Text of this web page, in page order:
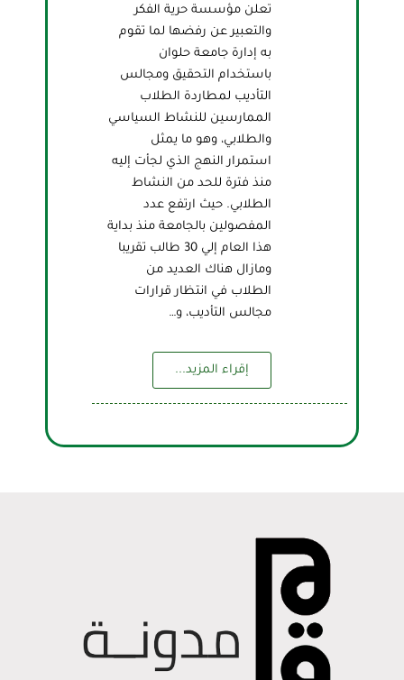
تعلن مؤسسة حرية الفكر
والتعبير عن رفضها لما تقوم
به إدارة جامعة حلوان
باستخدام التحقيق ومجالس
التأديب لمطاردة الطلاب
الممارسين للنشاط السياسي
والطلابي، وهو ما يمثل
استمرار النهج الذي لجأت إليه
منذ فترة للحد من النشاط
الطلابي. حيث ارتفع عدد
المفصولين بالجامعة منذ بداية
هذا العام إلي 30 طالب تقريبا
ومازال هناك العديد من
الطلاب في انتظار قرارات
مجالس التأديب، و…
إقراء المزيد...